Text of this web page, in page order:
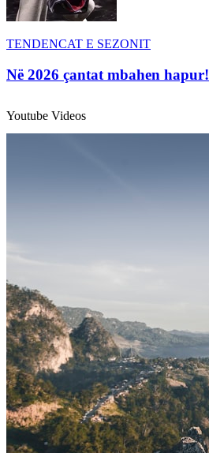
TENDENCAT E SEZONIT
Në 2026 çantat mbahen hapur!
Youtube Videos